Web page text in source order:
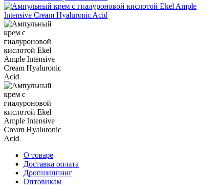
О товаре
Доставка оплата
Дропшиппинг
Оптовикам